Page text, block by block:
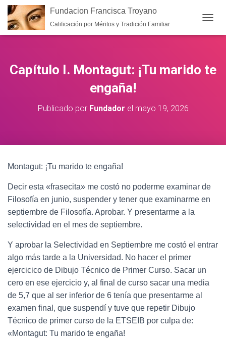
Fundacion Francisca Troyano
Calificación por Méritos y Tradición Familiar
Capítulo I. Montagut: ¡Tu marido te
engaña!
Publicado por Fundador el mayo 19, 2026
Montagut: ¡Tu marido te engaña!
Decir esta «frasecita» me costó no poderme examinar de
Filosofía en junio, suspender y tener que examinarme en
septiembre de Filosofía. Aprobar. Y presentarme a la
selectividad en el mes de septiembre.
Y aprobar la Selectividad en Septiembre me costó el entrar
algo más tarde a la Universidad. No hacer el primer
ejercicico de Dibujo Técnico de Primer Curso. Sacar un
cero en ese ejercicio y, al final de curso sacar una media
de 5,7 que al ser inferior de 6 tenía que presentarme al
examen final, que suspendí y tuve que repetir Dibujo
Técnico de primer curso de la ETSEIB por culpa de:
«Montagut: Tu marido te engaña!